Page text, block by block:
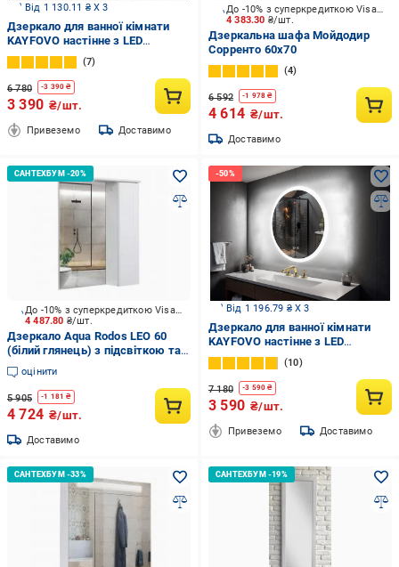
Від 1 130.11 ₴ X 3
Дзеркало для ванної кімнати
KAYFOVO настінне з LED
підсвіткою та підігрівом 70х70
см (473244569)
7
6 780 -3 390 ₴
3 390 ₴/шт.
Привеземо Доставимо
4 383.30 ₴/шт.
До -10% з суперкредиткою Visa Вигода
Дзеркальна шафа Мойдодир
Сорренто 60х70
4
6 592 -1 978 ₴
4 614 ₴/шт.
Доставимо
4 487.80 ₴/шт.
До -10% з суперкредиткою Visa Вигода
Дзеркало Aqua Rodos LEO 60
(білий глянець) з підсвіткою та
пеналом праворуч
оцінити
5 905 -1 181 ₴
4 724 ₴/шт.
Доставимо
Від 1 196.79 ₴ X 3
Дзеркало для ванної кімнати
KAYFOVO настінне з LED
підсвіткою і підігрівом 59х59 см
(473244599)
10
7 180 -3 590 ₴
3 590 ₴/шт.
Привеземо Доставимо